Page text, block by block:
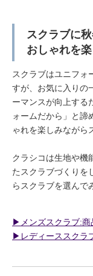
スクラブに
おしゃれを
スクラブはユニフォ
すが、お気に入りの
ーマンスが向上する
ォームだから」と諦
ゃれを楽しみながら
クラシコは生地や機
たスクラブづくりを
らスクラブを選んで
▶︎メンズスクラブ:商
▶︎レディーススクラ